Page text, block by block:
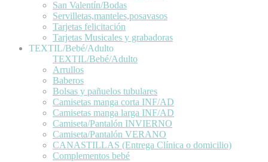
San Valentín/Bodas
Servilletas,manteles,posavasos
Tarjetas felicitación
Tarjetas Musicales y grabadoras
TEXTIL/Bebé/Adulto
TEXTIL/Bebé/Adulto
Arrullos
Baberos
Bolsas y pañuelos tubulares
Camisetas manga corta INF/AD
Camisetas manga larga INF/AD
Camiseta/Pantalón INVIERNO
Camiseta/Pantalón VERANO
CANASTILLAS (Entrega Clínica o domicilio)
Complementos bebé